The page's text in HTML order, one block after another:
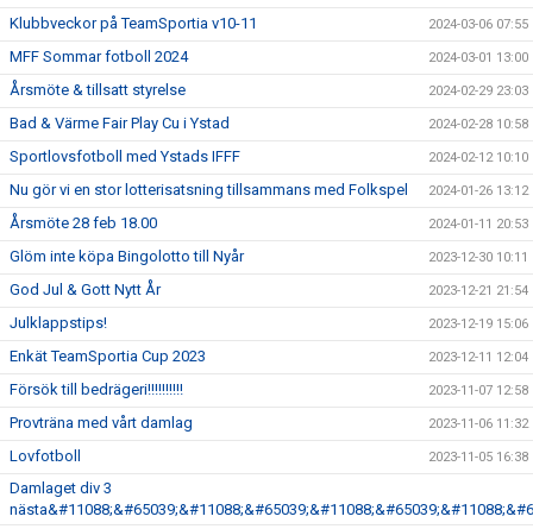
Klubbveckor på TeamSportia v10-11 2024-03-06 07:55
MFF Sommar fotboll 2024 2024-03-01 13:00
Årsmöte & tillsatt styrelse 2024-02-29 23:03
Bad & Värme Fair Play Cu i Ystad 2024-02-28 10:58
Sportlovsfotboll med Ystads IFFF 2024-02-12 10:10
Nu gör vi en stor lotterisatsning tillsammans med Folkspel 2024-01-26 13:12
Årsmöte 28 feb 18.00 2024-01-11 20:53
Glöm inte köpa Bingolotto till Nyår 2023-12-30 10:11
God Jul & Gott Nytt År 2023-12-21 21:54
Julklappstips! 2023-12-19 15:06
Enkät TeamSportia Cup 2023 2023-12-11 12:04
Försök till bedrägeri!!!!!!!!!! 2023-11-07 12:58
Provträna med vårt damlag 2023-11-06 11:32
Lovfotboll 2023-11-05 16:38
Damlaget div 3